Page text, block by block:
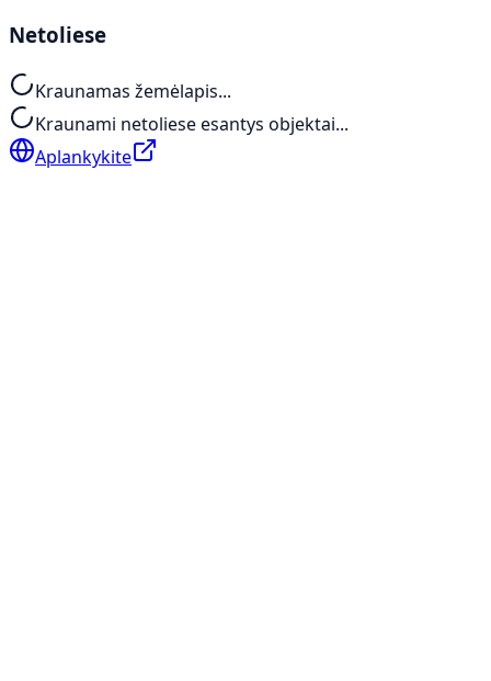
Netoliese
Kraunamas žemėlapis...
Kraunami netoliese esantys objektai...
Aplankykite